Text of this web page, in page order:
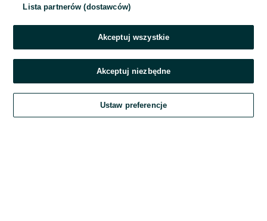
Zaloguj się
Kontynuując za pośrednictwem jednego z dostawców wskazanych powyżej,
OLX.pl w jego aktualnym brzmieniu.
Lista partnerów (dostawców)
Akceptuj wszystkie
Akceptuj niezbędne
Ustaw preferencje